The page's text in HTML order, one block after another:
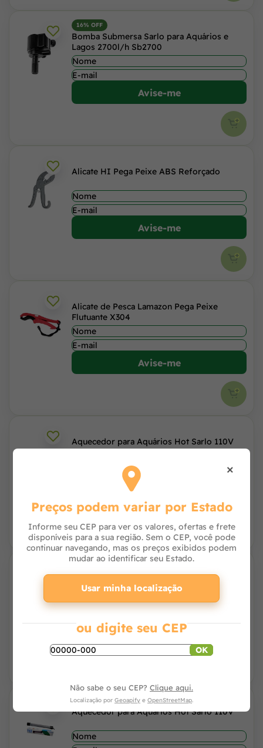
16% OFF
Bomba Submersa Sarlo para Aquários e
Lagos 2700l/h Sb2700
Avise-me
Alicate HI Pega Peixe ABS Reforçado
Avise-me
Alicate de Pesca Lamazon Pega Peixe
Flutuante X304
Avise-me
Aquecedor para Aquários Hot Sarlo 110V
Aquecedor para Aquários Hot Sarlo 110V
Avise-me
Aquecedor para Aquários Hot Sarlo 110V
×
Preços podem variar por Estado
Informe seu CEP para ver os valores, ofertas e frete
disponíveis para a sua região. Sem o CEP, você pode
continuar navegando, mas os preços exibidos podem
mudar ao identificar seu Estado.
Usar minha localização
ou digite seu CEP
OK
Não sabe o seu CEP? Clique aqui.
Localização por Geoapify e OpenStreetMap.